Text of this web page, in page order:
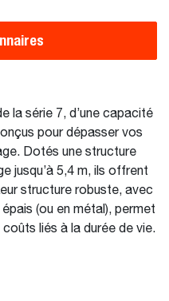
la série 7, d’une capacité
pour dépasser vos
Dotés une structure
jusqu’à 5,4 m, ils offrent
structure robuste, avec
(ou en métal), permet
liés à la durée de vie.